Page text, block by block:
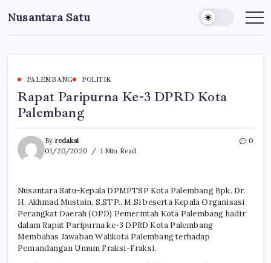
to
content
Nusantara Satu
Berita
Nusantara
PALEMBANG POLITIK
Rapat Paripurna Ke-3 DPRD Kota
Palembang
By redaksi
01/20/2020
1 Min Read
0
Nusantara Satu-Kepala DPMPTSP Kota Palembang Bpk. Dr.
H. Akhmad Mustain, S.STP., M.Si beserta Kepala Organisasi
Perangkat Daerah (OPD) Pemerintah Kota Palembang hadir
dalam Rapat Paripurna ke-3 DPRD Kota Palembang
Membahas Jawaban Walikota Palembang terhadap
Pemandangan Umum Fraksi-Fraksi.